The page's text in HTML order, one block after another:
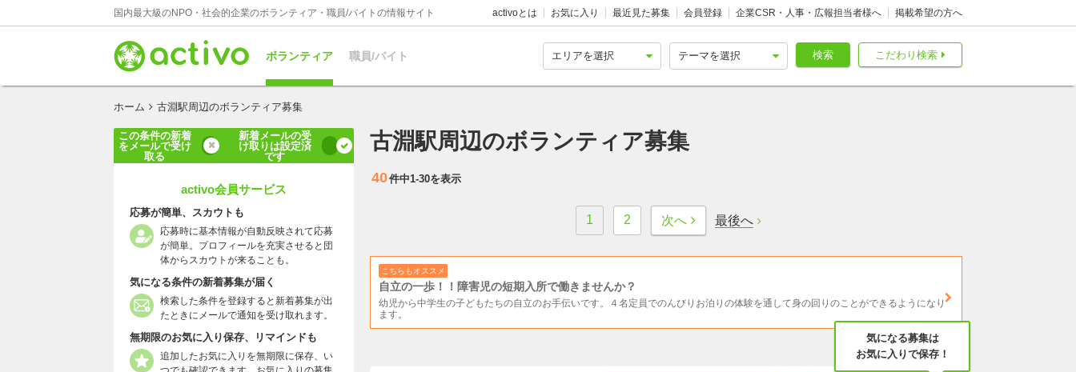
国内最大級のNPO・社会的企業のボランティア・職員/バイトの情報サイト activoとは お気に入り 最近見た募集 会員登録 企業CSR・人事・広報担当者様へ 掲載希望の方へ
ボランティア 職員/バイト こだわり検索
検索
ホーム 古淵駅周辺のボランティア募集
古淵駅周辺のボランティア募集
40件中1-30を表示
1 2 次へ 最後へ
こちらもオススメ
自立の一歩！！障害児の短期入所で働きませんか？
幼児から中学生の子どもたちの自立のお手伝いです。４名定員でのんびりお泊りの体験を通して身の回りのことができるようになり
ます。
気になる募集は
お気に入りで保存！
この条件の新着
をメールで受け
取る
新着メールの受
け取りは設定済
です
activo会員サービス
応募が簡単、スカウトも
応募時に基本情報が自動反映されて応募
が簡単。プロフィールを充実させると団
体からスカウトが来ることも。
気になる条件の新着募集が届く
検索した条件を登録すると新着募集が出
たときにメールで通知を受け取れます。
無期限のお気に入り保存、リマインドも
追加したお気に入りを無期限に保存、い